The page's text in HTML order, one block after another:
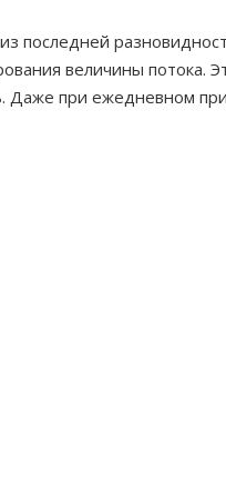
последней
величины потока.
Даже при ежедневном